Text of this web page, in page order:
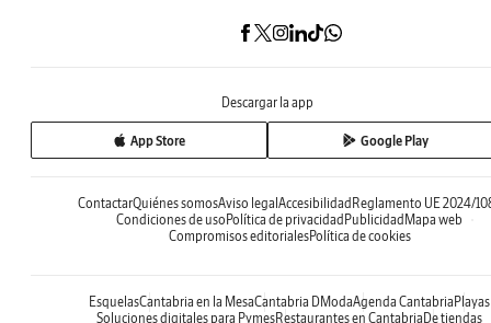
Descargar la app
App Store Google Play
ContactarQuiénes somosAviso legal Accesibilidad Reglamento UE 2024/
Condiciones de uso Política de privacidad Publicidad Mapa web
Compromisos editorialesPolítica de cookies
EsquelasCantabria en la MesaCantabria DModaAgenda Cantabria Playas
Soluciones digitales para PymesRestaurantes en Cantabria De tiendas